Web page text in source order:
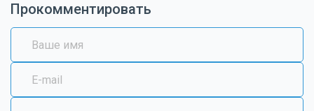
Прокомментировать